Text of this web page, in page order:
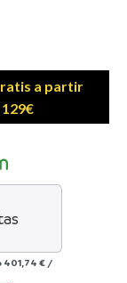
a partir
129€
401,74 € /